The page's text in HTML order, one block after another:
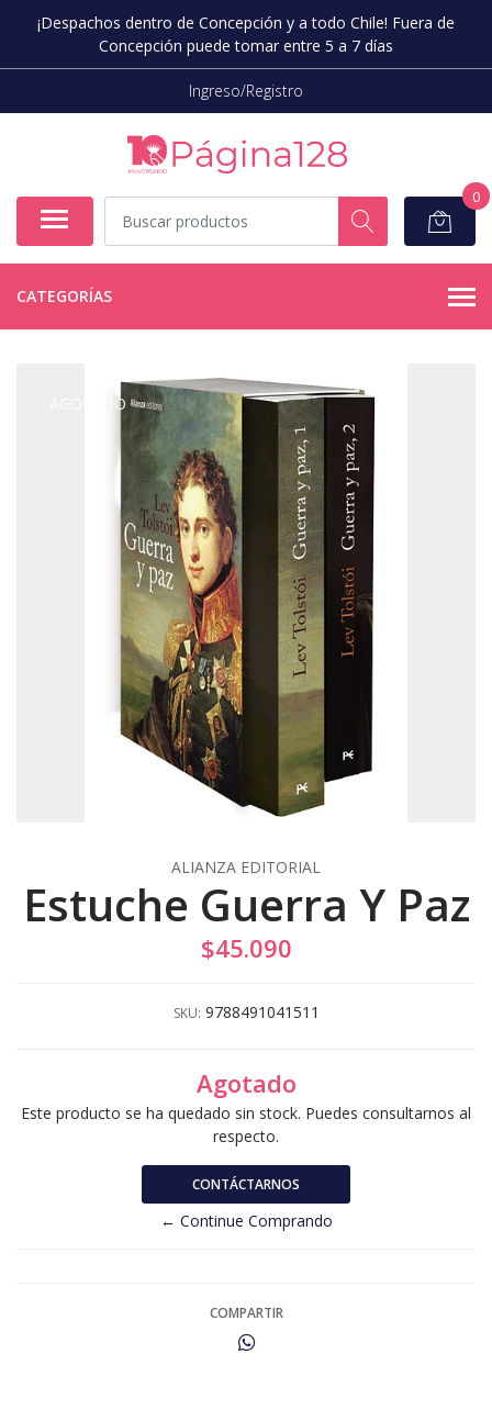
¡Despachos dentro de Concepción y a todo Chile! Fuera de
Concepción puede tomar entre 5 a 7 días
Ingreso/Registro
0
CATEGORÍAS
AGOTADO
ALIANZA EDITORIAL
Estuche Guerra Y Paz
$45.090
SKU: 9788491041511
Agotado
Este producto se ha quedado sin stock. Puedes consultarnos al
respecto.
CONTÁCTARNOS
← Continue Comprando
COMPARTIR